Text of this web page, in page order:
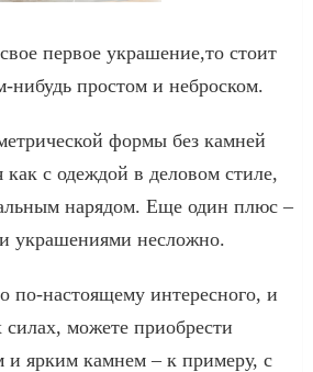
первое украшение,то стоит
нибудь простом и неброском.
формы без камней
как с одеждой в деловом стиле,
нарядом. Еще один плюс –
украшениями несложно.
по-настоящему интересного, и
можете приобрести
и ярким камнем – к примеру, с